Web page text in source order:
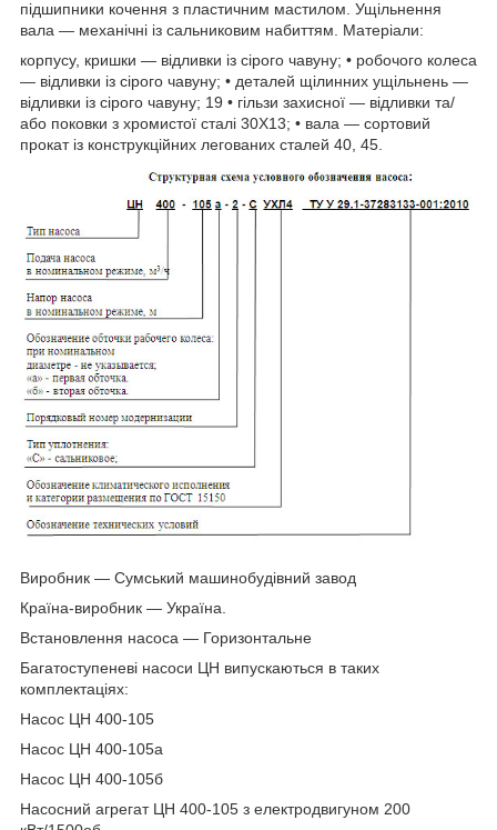
підшипники кочення з пластичним мастилом. Ущільнення
вала — механічні із сальниковим набиттям. Матеріали:
корпусу, кришки — відливки із сірого чавуну; • робочого колеса
— відливки із сірого чавуну; • деталей щілинних ущільнень —
відливки із сірого чавуну; 19 • гільзи захисної — відливки та/
або поковки з хромистої сталі 30Х13; • вала — сортовий
прокат із конструкційних легованих сталей 40, 45.
Виробник — Сумський машинобудівний завод
Країна-виробник — Україна.
Встановлення насоса — Горизонтальне
Багатоступеневі насоси ЦН випускаються в таких
комплектаціях:
Насос ЦН 400-105
Насос ЦН 400-105а
Насос ЦН 400-105б
Насосний агрегат ЦН 400-105 з електродвигуном 200